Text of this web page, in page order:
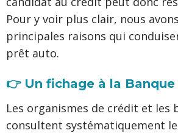
Pour y voir plus clair, nous
principales raisons qui
prêt auto.
👉 Un fichage à la Banque
Les organismes de crédit et les
consultent systématiquement